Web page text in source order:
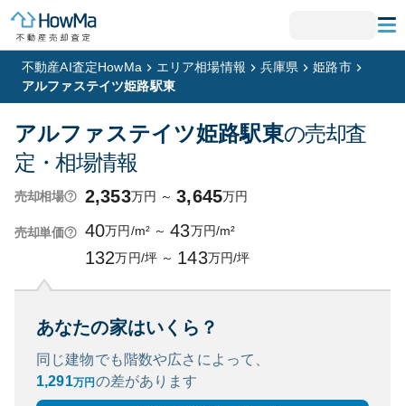
不動産AI査定HowMa エリア相場情報 兵庫県
姫路市
アルファステイツ姫路駅東
アルファステイツ姫路駅東の売却査
定・相場情報
売却相場 2,353万円 ～ 3,645万円
売却単価 40万円/m² ～ 43万円/m²
132万円/坪 ～ 143万円/坪
あなたの家はいくら？
同じ建物でも階数や広さによって、
1,291万円 の差があります